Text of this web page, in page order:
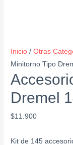
Inicio /Otras
Minitorno Tipo
Dremel
$11.900
Kit de 145